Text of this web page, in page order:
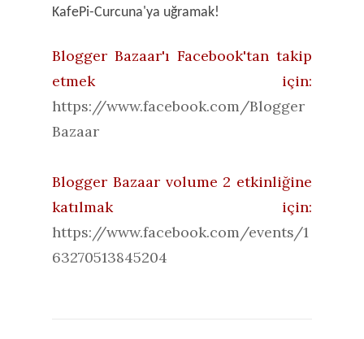
KafePi-Curcuna'ya uğramak!
Blogger Bazaar'ı Facebook'tan takip
etmek için:
https://www.facebook.com/Blogger
Bazaar
Blogger Bazaar volume 2 etkinliğine
katılmak için:
https://www.facebook.com/events/1
63270513845204